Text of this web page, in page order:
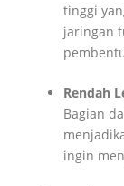
tinggi
jaringan
Rendah
Bagian
ingin